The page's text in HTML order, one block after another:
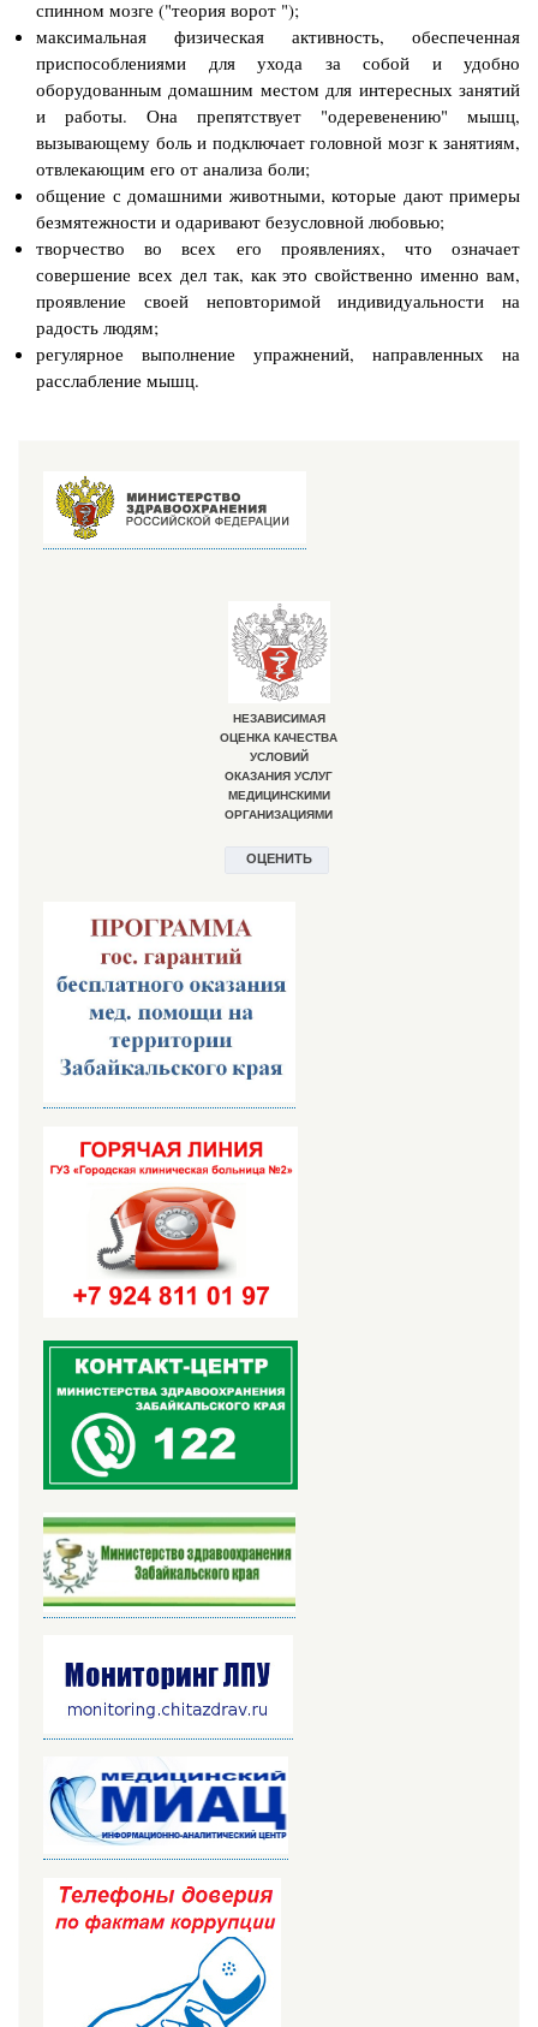
спинном мозге ("теория ворот ");
максимальная физическая активность, обеспеченная
приспособлениями для ухода за собой и удобно
оборудованным домашним местом для интересных занятий
и работы. Она препятствует "одеревенению" мышц,
вызывающему боль и подключает головной мозг к занятиям,
отвлекающим его от анализа боли;
общение с домашними животными, которые дают примеры
безмятежности и одаривают безусловной любовью;
творчество во всех его проявлениях, что означает
совершение всех дел так, как это свойственно именно вам,
проявление своей неповторимой индивидуальности на
радость людям;
регулярное выполнение упражнений, направленных на
расслабление мышц.